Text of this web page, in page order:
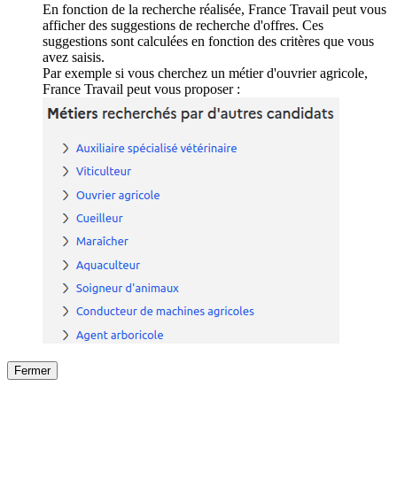
En fonction de la recherche réalisée, France Travail peut vous
afficher des suggestions de recherche d'offres. Ces
suggestions sont calculées en fonction des critères que vous
avez saisis.
Par exemple si vous cherchez un métier d'ouvrier agricole,
France Travail peut vous proposer :
Fermer